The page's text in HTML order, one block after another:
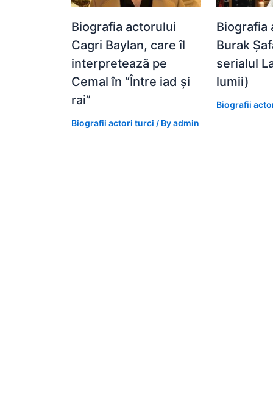
Biografia actorului
Cagri Baylan, care îl
interpretează pe
Cemal în “Între iad și
rai”
Biografii actori turci / Byadmin
Biografia
Burak
serialul
lumii)
Biografii